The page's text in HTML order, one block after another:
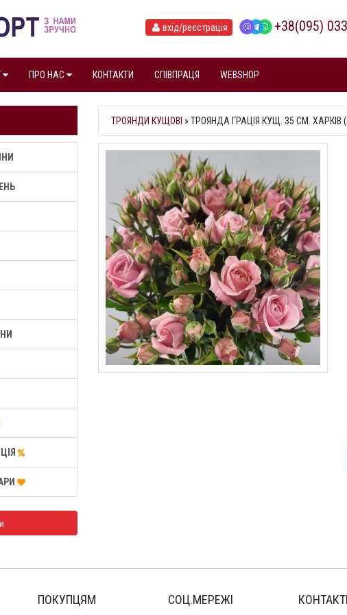
вхід/реєстрація +38(095)
ПРО НАС КОНТАКТИ СПІВПРАЦЯ WEBSHOP
ТРОЯНДИ КУЩОВІ »ТРОЯНДА ГРАЦІЯ КУЩ. 35 СМ. ХАРКІВ
ПОКУПЦЯМ СОЦ.МЕРЕЖІ